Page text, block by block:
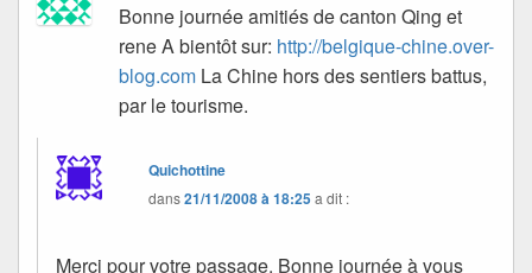
Bonne journée amitiés de canton Qing et
rene A bientôt sur: http://belgique-chine.over-
blog.com La Chine hors des sentiers battus,
par le tourisme.
Quichottine
dans21/11/2008 à 18:25a dit :
Merci pour votre passage. Bonne journée à vous